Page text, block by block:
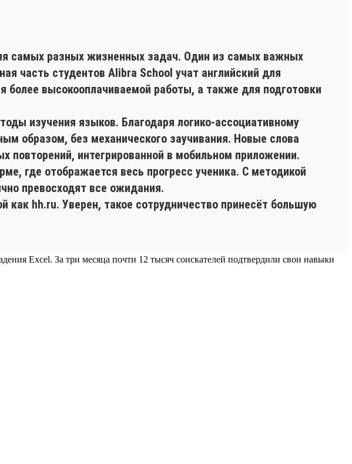
самых разных жизненных задач. Один из самых важных
часть студентов Alibra School учат английский для
более высокооплачиваемой работы, а также для подготовки
изучения языков. Благодаря логико-ассоциативному
образом, без механического заучивания. Новые слова
повторений, интегрированной в мобильном приложении.
где отображается весь прогресс ученика. С методикой
превосходят все ожидания.
hh.ru. Уверен, такое сотрудничество принесёт большую
Excel. За три месяца почти 12 тысяч соискателей подтвердили свои навыки